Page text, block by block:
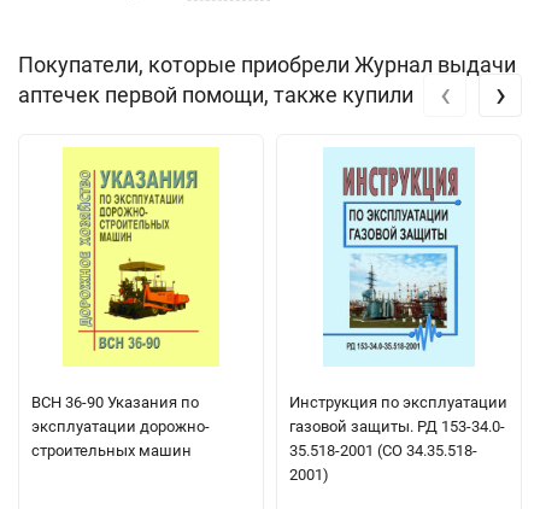
Покупатели, которые приобрели Журнал выдачи
аптечек первой помощи, также купили
ВСН 36-90 Указания по
эксплуатации дорожно-
строительных машин
Инструкция по эксплуатации
газовой защиты. РД 153-34.0-
35.518-2001 (СО 34.35.518-
2001)
‹ ›